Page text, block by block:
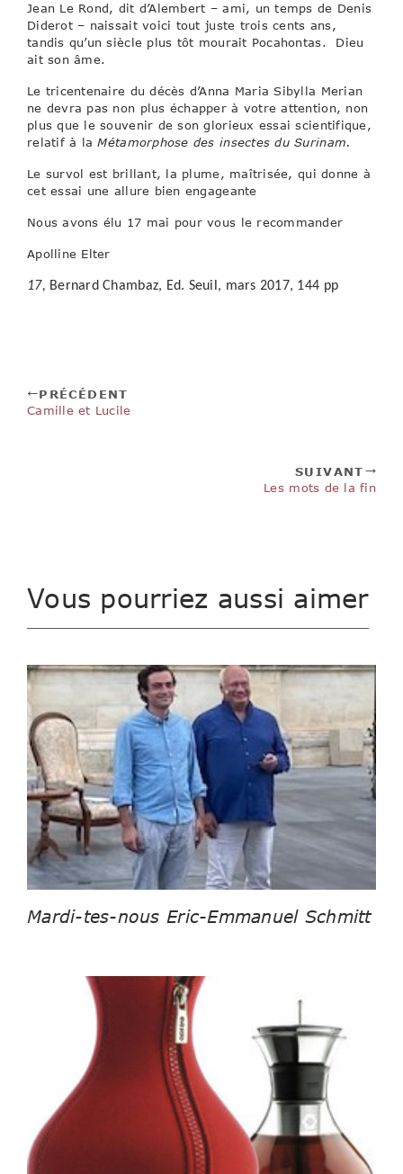
Jean Le Rond, dit d’Alembert – ami, un temps de Denis
Diderot – naissait voici tout juste trois cents ans,
tandis qu’un siècle plus tôt mourait Pocahontas. Dieu
ait son âme.
Le tricentenaire du décès d’Anna Maria Sibylla Merian
ne devra pas non plus échapper à votre attention, non
plus que le souvenir de son glorieux essai scientifique,
relatif à laMétamorphose des insectes du Surinam.
Le survol est brillant, la plume, maîtrisée, qui donne à
cet essai une allure bien engageante
Nous avons élu 17 mai pour vous le recommander
Apolline Elter
17, Bernard Chambaz, Ed. Seuil, mars 2017, 144 pp
PRÉCÉDENT
Camille et Lucile
SUIVANT
Les mots de la fin
Vous pourriez aussi aimer
Mardi-tes-nous Eric-Emmanuel Schmitt